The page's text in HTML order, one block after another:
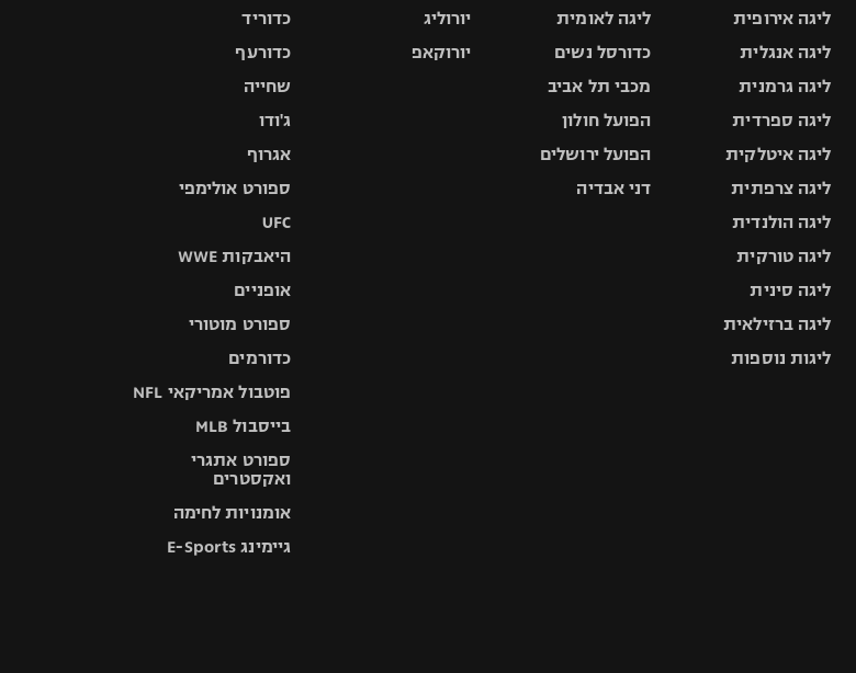
ליגה אירופית
ליגה אנגלית
ליגה גרמנית
ליגה ספרדית
ליגה איטלקית
ליגה צרפתית
ליגה הולנדית
ליגה טורקית
ליגה סינית
ליגה ברזילאית
ליגות נוספות
ליגה לאומית
כדורסל נשים
מכבי תל אביב
הפועל חולון
הפועל ירושלים
דני אבדיה
יורוליג
יורוקאפ
כדוריד
כדורעף
שחייה
ג'ודו
אגרוף
ספורט אולימפי
UFC
היאבקות WWE
אופניים
ספורט מוטורי
כדורמים
פוטבול אמריקאי NFL
בייסבול MLB
ספורט אתגרי
ואקסטרים
אומנויות לחימה
גיימינג E-Sports